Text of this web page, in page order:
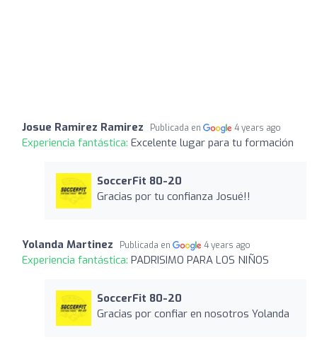
Josue Ramirez Ramirez Publicada en 4 years ago
Experiencia fantástica: Excelente lugar para tu formación
SoccerFit 80-20
Gracias por tu confianza Josué!!
Yolanda Martinez Publicada en 4 years ago
Experiencia fantástica: PADRISIMO PARA LOS NIÑOS
SoccerFit 80-20
Gracias por confiar en nosotros Yolanda